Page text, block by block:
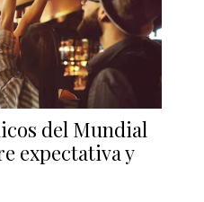
del Mundial
expectativa y